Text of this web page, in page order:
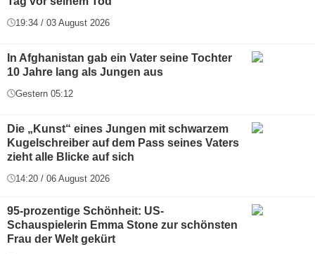
19:34 / 03 August 2026
In Afghanistan gab ein Vater seine Tochter
10 Jahre lang als Jungen aus
Gestern 05:12
Die „Kunst“ eines Jungen mit schwarzem
Kugelschreiber auf dem Pass seines Vaters
zieht alle Blicke auf sich
14:20 / 06 August 2026
95-prozentige Schönheit: US-
Schauspielerin Emma Stone zur schönsten
Frau der Welt gekürt